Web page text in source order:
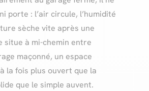
porte : l’air circule, l’humidité
sèche vite après une
situe à mi-chemin entre
maçonné, un espace
la fois plus ouvert que la
que le simple auvent.